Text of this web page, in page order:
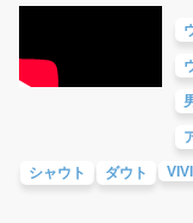
シャウト ダウト